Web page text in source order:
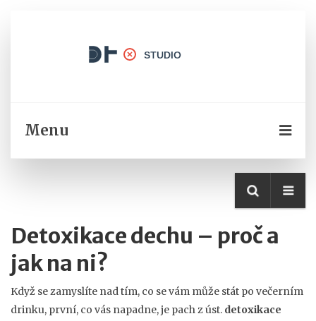
Menu
Detoxikace dechu – proč a
jak na ni?
Když se zamyslíte nad tím, co se vám může stát po večerním
drinku, první, co vás napadne, je pach z úst. detoxikace